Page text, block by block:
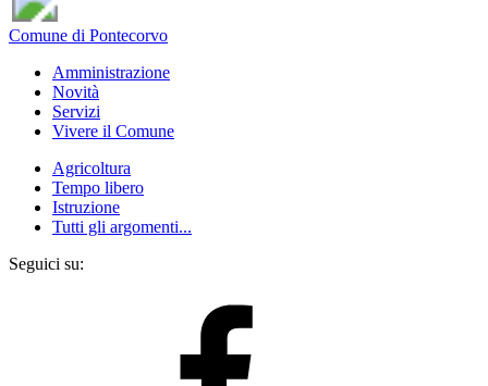
Comune di Pontecorvo
Amministrazione
Novità
Servizi
Vivere il Comune
Agricoltura
Tempo libero
Istruzione
Tutti gli argomenti...
Seguici su: